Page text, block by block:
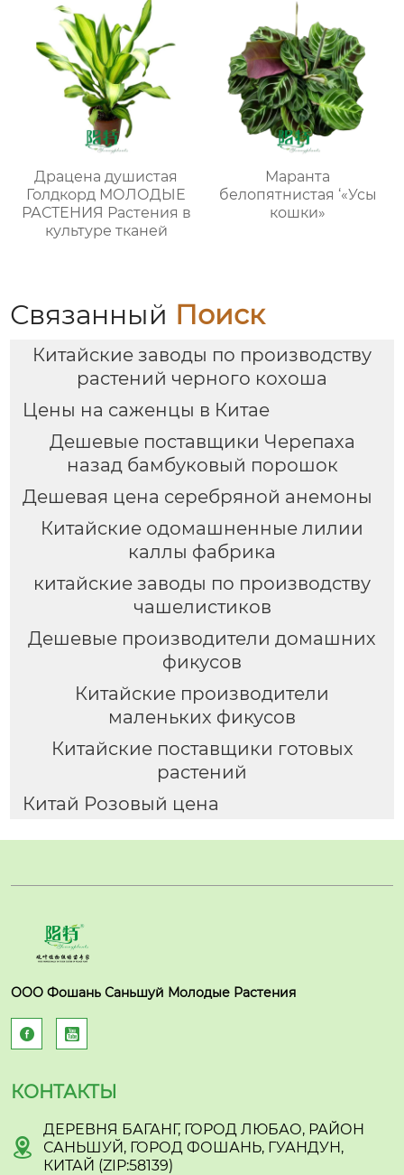
Драцена душистая
Голдкорд МОЛОДЫЕ
РАСТЕНИЯ Растения в
культуре тканей
Маранта
белопятнистая ‘«Усы
кошки»
Связанный Поиск
Китайские заводы по производству
растений черного кохоша
Цены на саженцы в Китае
Дешевые поставщики Черепаха
назад бамбуковый порошок
Дешевая цена серебряной анемоны
Китайские одомашненные лилии
каллы фабрика
китайские заводы по производству
чашелистиков
Дешевые производители домашних
фикусов
Китайские производители
маленьких фикусов
Китайские поставщики готовых
растений
Китай Розовый цена
ООО Фошань Саньшуй Молодые Растения
 
КОНТАКТЫ

ДЕРЕВНЯ БАГАНГ, ГОРОД ЛЮБАО, РАЙОН
САНЬШУЙ, ГОРОД ФОШАНЬ, ГУАНДУН,
КИТАЙ (ZIP:58139)